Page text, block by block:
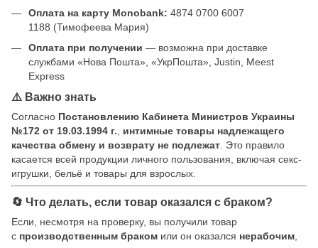
Оплата на карту Monobank: 4874 0700 6007
1188 (Тимофеева Мария)
Оплата при получении — возможна при доставке
службами «Нова Пошта», «УкрПошта», Justin, Meest
Express
⚠️ Важно знать
Согласно Постановлению Кабинета Министров Украины
№172 от 19.03.1994 г.
интимные товары надлежащего
качества обмену и возврату не подлежат . Это правило
касается всей продукции личного пользования, включая секс-
игрушки, бельё и товары для взрослых.
🔄 Что делать, если товар оказался с браком?
Если, несмотря на проверку, вы получили товар
с производственным браком или он оказался нерабочим